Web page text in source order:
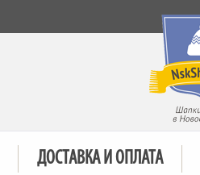
ДОСТАВКА И ОПЛАТА